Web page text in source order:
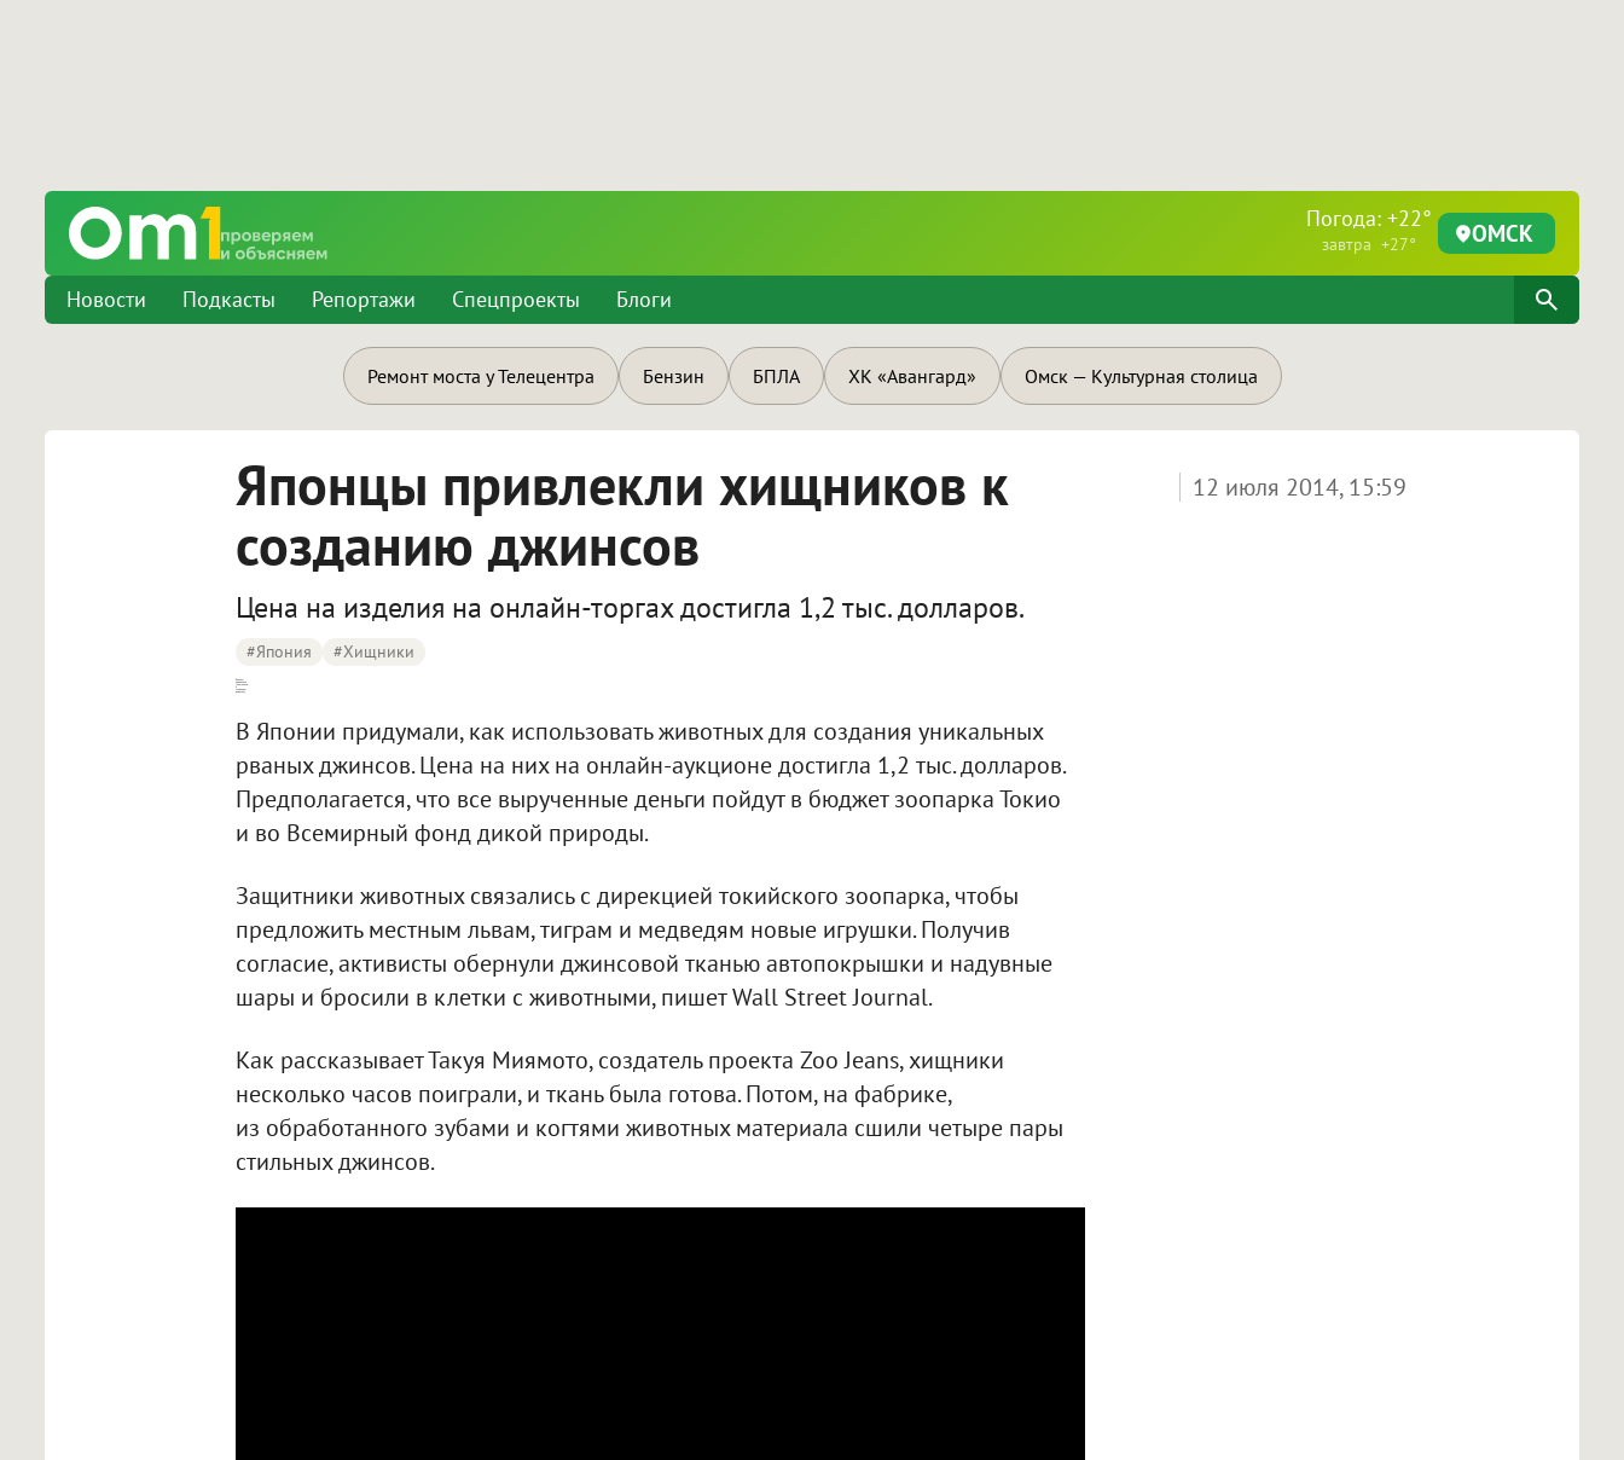
Погода: +22°
завтра +27° ОМСК
Новости Подкасты Репортажи Спецпроекты Блоги
Ремонт моста у Телецентра Бензин БПЛА ХК «Авангард» Омск — Культурная столица
Японцы привлекли хищников к
созданию джинсов
Цена на изделия на онлайн-торгах достигла 1,2 тыс. долларов.
#Япония #хищники
12 июля 2014, 15:59
В Японии придумали, как использовать животных для создания уникальных
рваных джинсов. Цена на них на онлайн-аукционе достигла 1,2 тыс. долларов.
Предполагается, что все вырученные деньги пойдут в бюджет зоопарка Токио
и во Всемирный фонд дикой природы.
Защитники животных связались с дирекцией токийского зоопарка, чтобы
предложить местным львам, тиграм и медведям новые игрушки. Получив
согласие, активисты обернули джинсовой тканью автопокрышки и надувные
шары и бросили в клетки с животными, пишет Wall Street Journal.
Как рассказывает Такуя Миямото, создатель проекта Zoo Jeans, хищники
несколько часов поиграли, и ткань была готова. Потом, на фабрике,
из обработанного зубами и когтями животных материала сшили четыре пары
стильных джинсов.